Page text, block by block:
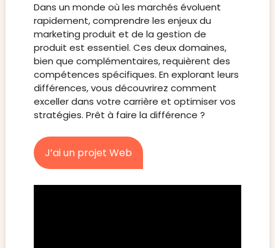
Dans un monde où les marchés évoluent
rapidement, comprendre les enjeux du
marketing produit et de la gestion de
produit est essentiel. Ces deux domaines,
bien que complémentaires, requièrent des
compétences spécifiques. En explorant leurs
différences, vous découvrirez comment
exceller dans votre carrière et optimiser vos
stratégies. Prêt à faire la différence ?
J’ai un projet Web